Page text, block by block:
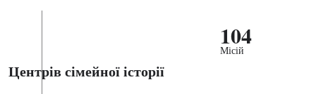
104
Місій
Центрів сімейної історії